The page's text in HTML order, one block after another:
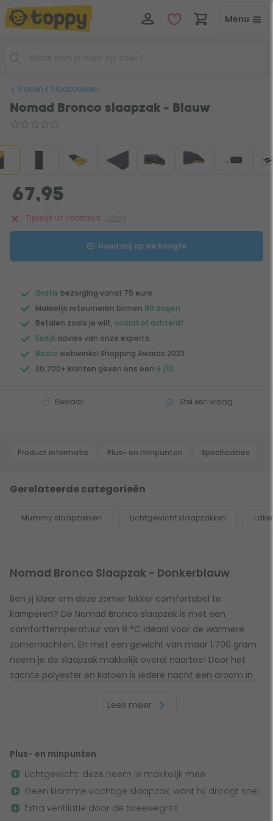
Menu
Slapen Slaapzakken
Nomad Bronco slaapzak - Blauw
67,95
Tijdelijk uit voorraad
Houd mij op de hoogte
Gratis bezorging vanaf 75 euro
Makkelijk retourneren binnen 90 dagen
Betalen zoals je wilt, vooraf of achteraf
Eerlijk advies van onze experts
Beste webwinkel Shopping Awards 2023
30.700+ klanten geven ons een 9 /10
Bewaar Stel een vraag
Product informatie Plus- en minpunten Specificaties
Gerelateerde categorieën
Mummy slaapzakken Lichtgewicht slaapzakken
Nomad Bronco Slaapzak - Donkerblauw
Ben jij klaar om deze zomer lekker comfortabel te
kamperen? De Nomad Bronco slaapzak is met een
comforttemperatuur van 9 °C ideaal voor de warmere
zomernachten. En met een gewicht van maar 1.700 gram
neem je de slaapzak makkelijk overal naartoe! Door het
zachte polyester en katoen is iedere nacht een droom in
staan? Dan mag deze dekenslaapzak niet ontbreken!
De Bronco slaapzak is goed af te sluiten waardoor de
warmte binnen blijft. Hij is strakker te trekken door het
handige koord aan de bovenkant van de slaapzak. Zo sluit
de slaapzak supergoed aan op jouw lichaam. Daarnaast is
Lees meer
Plus- en minpunten
Lichtgewicht: deze neem je makkelijk mee
Geen klamme vochtige slaapzak, want hij droogt snel
Extra ventilatie door de tweewegrits